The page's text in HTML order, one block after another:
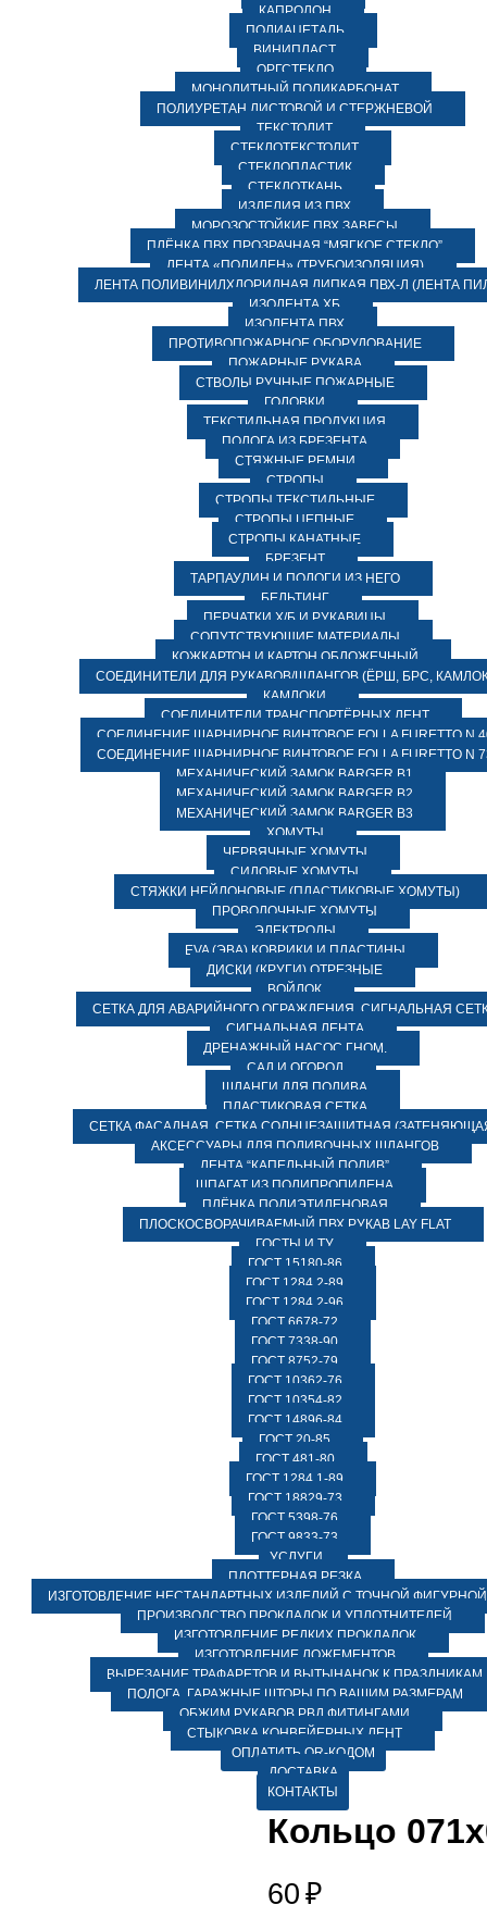
КАПРОЛОН
ПОЛИАЦЕТАЛЬ
ВИНИПЛАСТ
ОРГСТЕКЛО
МОНОЛИТНЫЙ ПОЛИКАРБОНАТ
ПОЛИУРЕТАН ЛИСТОВОЙ И СТЕРЖНЕВОЙ
ТЕКСТОЛИТ
СТЕКЛОТЕКСТОЛИТ
СТЕКЛОПЛАСТИК
СТЕКЛОТКАНЬ
ИЗДЕЛИЯ ИЗ ПВХ
МОРОЗОСТОЙКИЕ ПВХ ЗАВЕСЫ
ПЛЁНКА ПВХ ПРОЗРАЧНАЯ “МЯГКОЕ СТЕКЛО”
ЛЕНТА «ПОЛИЛЕН» (ТРУБОИЗОЛЯЦИЯ)
ЛЕНТА ПОЛИВИНИЛХЛОРИДНАЯ ЛИПКАЯ ПВХ-Л (ЛЕНТА
ИЗОЛЕНТА ХБ
ИЗОЛЕНТА ПВХ
ПРОТИВОПОЖАРНОЕ ОБОРУДОВАНИЕ
ПОЖАРНЫЕ РУКАВА
СТВОЛЫ РУЧНЫЕ ПОЖАРНЫЕ
ГОЛОВКИ
ТЕКСТИЛЬНАЯ ПРОДУКЦИЯ
ПОЛОГА ИЗ БРЕЗЕНТА
СТЯЖНЫЕ РЕМНИ
СТРОПЫ
СТРОПЫ ТЕКСТИЛЬНЫЕ
СТРОПЫ ЦЕПНЫЕ
СТРОПЫ КАНАТНЫЕ
БРЕЗЕНТ
ТАРПАУЛИН И ПОЛОГИ ИЗ НЕГО
БЕЛЬТИНГ
ПЕРЧАТКИ Х/Б И РУКАВИЦЫ
СОПУТСТВУЮЩИЕ МАТЕРИАЛЫ
КОЖКАРТОН И КАРТОН ОБЛОЖЕЧНЫЙ
СОЕДИНИТЕЛИ ДЛЯ РУКАВОВ/ШЛАНГОВ (ЁРШ, БРС,
КАМЛОКИ
СОЕДИНИТЕЛИ ТРАНСПОРТЁРНЫХ ЛЕНТ
СОЕДИНЕНИЕ ШАРНИРНОЕ ВИНТОВОЕ FOLLA FURETTO N
СОЕДИНЕНИЕ ШАРНИРНОЕ ВИНТОВОЕ FOLLA FURETTO N
МЕХАНИЧЕСКИЙ ЗАМОК BARGER B1
МЕХАНИЧЕСКИЙ ЗАМОК BARGER B2
МЕХАНИЧЕСКИЙ ЗАМОК BARGER B3
ХОМУТЫ
ЧЕРВЯЧНЫЕ ХОМУТЫ
СИЛОВЫЕ ХОМУТЫ
СТЯЖКИ НЕЙЛОНОВЫЕ (ПЛАСТИКОВЫЕ ХОМУТЫ)
ПРОВОЛОЧНЫЕ ХОМУТЫ
ЭЛЕКТРОДЫ
EVA (ЭВА) КОВРИКИ И ПЛАСТИНЫ
ДИСКИ (КРУГИ) ОТРЕЗНЫЕ
ВОЙЛОК
СЕТКА ДЛЯ АВАРИЙНОГО ОГРАЖДЕНИЯ, СИГНАЛЬНАЯ
СИГНАЛЬНАЯ ЛЕНТА
ДРЕНАЖНЫЙ НАСОС ГНОМ.
САД И ОГОРОД
ШЛАНГИ ДЛЯ ПОЛИВА
ПЛАСТИКОВАЯ СЕТКА
СЕТКА ФАСАДНАЯ. СЕТКА СОЛНЦЕЗАЩИТНАЯ
АКСЕССУАРЫ ДЛЯ ПОЛИВОЧНЫХ ШЛАНГОВ
ЛЕНТА “КАПЕЛЬНЫЙ ПОЛИВ”
ШПАГАТ ИЗ ПОЛИПРОПИЛЕНА
ПЛЁНКА ПОЛИЭТИЛЕНОВАЯ
ПЛОСКОСВОРАЧИВАЕМЫЙ ПВХ РУКАВ LAY FLAT
ГОСТЫ И ТУ
ГОСТ 15180-86
ГОСТ 1284.2-89
ГОСТ 1284.2-96
ГОСТ 6678-72
ГОСТ 7338-90
ГОСТ 8752-79
ГОСТ 10362-76
ГОСТ 10354-82
ГОСТ 14896-84
ГОСТ 20-85
ГОСТ 481-80
ГОСТ 1284.1-89
ГОСТ 18829-73
ГОСТ 5398-76
ГОСТ 9833-73
УСЛУГИ
ПЛОТТЕРНАЯ РЕЗКА
ИЗГОТОВЛЕНИЕ НЕСТАНДАРТНЫХ ИЗДЕЛИЙ С ТОЧНОЙ ФИГУРНОЙ
ПРОИЗВОДСТВО ПРОКЛАДОК И УПЛОТНИТЕЛЕЙ
ИЗГОТОВЛЕНИЕ РЕДКИХ ПРОКЛАДОК
ИЗГОТОВЛЕНИЕ ЛОЖЕМЕНТОВ
ВЫРЕЗАНИЕ ТРАФАРЕТОВ И ВЫТЫНАНОК К ПРАЗДНИКАМ
ПОЛОГА, ГАРАЖНЫЕ ШТОРЫ ПО ВАШИМ РАЗМЕРАМ
ОБЖИМ РУКАВОВ РВД ФИТИНГАМИ
СТЫКОВКА КОНВЕЙЕРНЫХ ЛЕНТ
ОПЛАТИТЬ QR-КОДОМ
ДОСТАВКА
КОНТАКТЫ
Кольцо
60 ₽